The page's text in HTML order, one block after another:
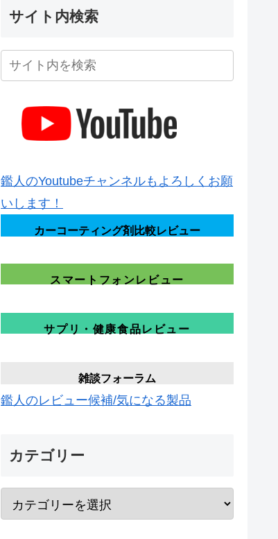
サイト内検索
鑑人のYoutubeチャンネルもよろしくお願
いします！
カーコーティング剤比較レビュー
スマートフォンレビュー
サプリ・健康食品レビュー
雑談フォーラム
鑑人のレビュー候補/気になる製品
カテゴリー